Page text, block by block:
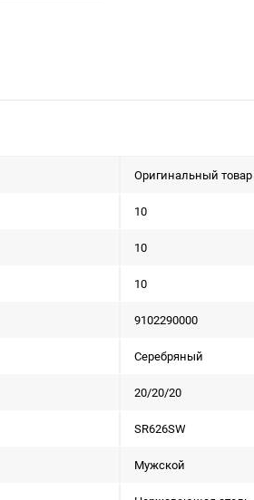
Оригинальный товар
10
10
10
9102290000
Серебряный
20/20/20
SR626SW
Мужской